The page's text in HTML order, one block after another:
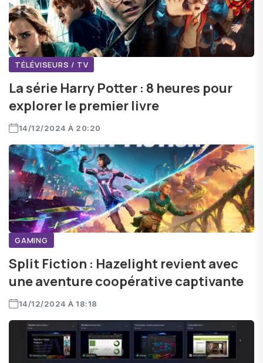
TÉLÉVISEURS / TV
La série Harry Potter : 8 heures pour
explorer le premier livre
14/12/2024 À 20:20
GAMING
Split Fiction : Hazelight revient avec
une aventure coopérative captivante
14/12/2024 À 18:18